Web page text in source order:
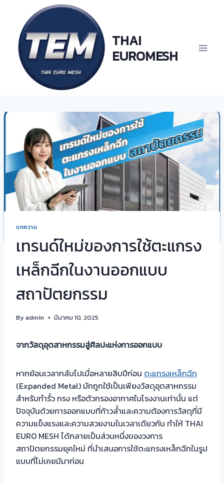
content
THAI
EUROMESH
บทความ
เทรนด์ใหม่ของการใช้ตะแกรง
เหล็กฉีกในงานออกแบบ
สถาปัตยกรรม
Byadmin มีนาคม 10, 2025
จากวัสดุอุตสาหกรรมสู่ศิลปะแห่งการออกแบบ
หากย้อนเวลากลับไปเมื่อหลายสิบปีก่อน ตะแกรงเหล็กฉีก
(Expanded Metal) มักถูกใช้เป็นเพียงวัสดุอุตสาหกรรม
สำหรับทำรั้ว กรง หรือตัวกรองอากาศในโรงงานเท่านั้น แต่
ปัจจุบันด้วยการออกแบบที่ก้าวล้ำและความต้องการวัสดุที่มี
ความแข็งแรงและความสวยงามในเวลาเดียวกัน ทำให้ THAI
EURO MESH ได้กลายเป็นส่วนหนึ่งของวงการ
สถาปัตยกรรมยุคใหม่ ที่นำเสนอการใช้ตะแกรงเหล็กฉีกในรูป
แบบที่ไม่เคยมีมาก่อน